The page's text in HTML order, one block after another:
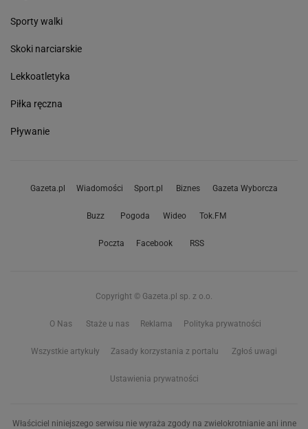
Sporty walki
Skoki narciarskie
Lekkoatletyka
Piłka ręczna
Pływanie
Gazeta.pl Wiadomości Sport.pl Biznes Gazeta Wyborcza
Buzz Pogoda Wideo Tok.FM
Poczta Facebook RSS
Copyright © Gazeta.pl sp. z o.o.
O Nas Staże u nas Reklama Polityka prywatności
Wszystkie artykuły Zasady korzystania z portalu Zgłoś uwagi
Ustawienia prywatności
Właściciel niniejszego serwisu nie wyraża zgody na zwielokrotnianie ani inne